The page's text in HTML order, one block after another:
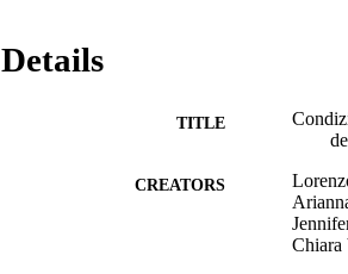
Details
TITLE
CREATORS
Chiara